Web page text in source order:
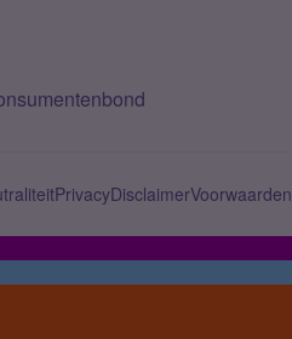
PrivacyDisclaimerVoorwaarden